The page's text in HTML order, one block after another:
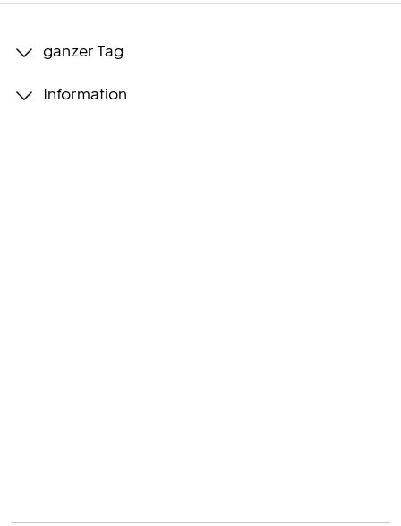
Bilder
ganzer Tag
Information